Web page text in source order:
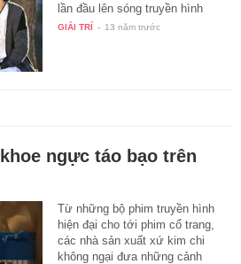
lần đầu lên sóng truyền hình
Việt…
GIẢI TRÍ - 13 năm trước
ngực táo bạo trên
Từ những bộ phim truyền hình
hiện đại cho tới phim cổ trang,
các nhà sản xuất xứ kim chi
không ngại đưa những cảnh